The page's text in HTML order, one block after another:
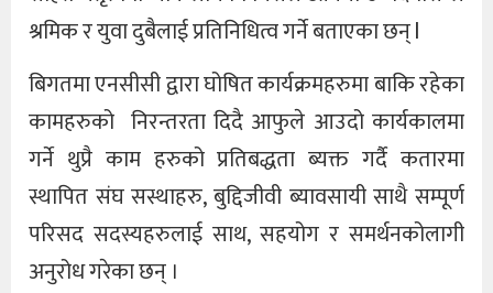
श्रमिक र युवा दुबैलाई प्रतिनिधित्व गर्ने बताएका छन् l
बिगतमा एनसीसी द्वारा घोषित कार्यक्रमहरुमा बाकि रहेका
कामहरुको निरन्तरता दिदै आफुले आउदो कार्यकालमा
गर्ने थुप्रै काम हरुको प्रतिबद्धता ब्यक्त गर्दै कतारमा
स्थापित संघ सस्थाहरु, बुद्दिजीवी ब्यावसायी साथै सम्पूर्ण
परिसद सदस्यहरुलाई साथ, सहयोग र समर्थनकोलागी
अनुरोध गरेका छन् ।